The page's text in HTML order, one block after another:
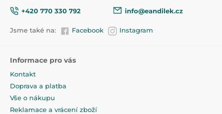
+420 770 330 792
info@eandilek.cz
Jsme také na: Facebook Instagram
Informace pro vás
Kontakt
Doprava a platba
Vše o nákupu
Reklamace a vrácení zboží